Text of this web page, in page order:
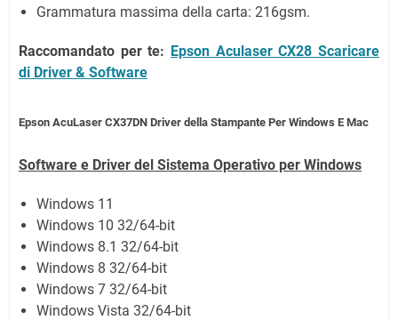
Grammatura massima della carta: 216gsm.
Raccomandato per te: Epson Aculaser CX28 Scaricare
di Driver & Software
Epson AcuLaser CX37DN Driver della Stampante Per Windows E Mac
Software e Driver del Sistema Operativo per Windows
Windows 11
Windows 10 32/64-bit
Windows 8.1 32/64-bit
Windows 8 32/64-bit
Windows 7 32/64-bit
Windows Vista 32/64-bit